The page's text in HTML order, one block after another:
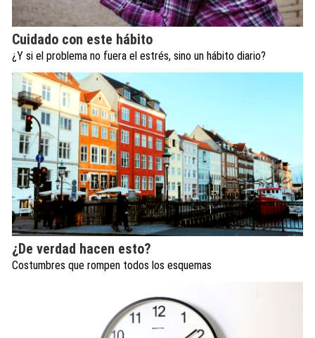
Cuidado con este hábito
¿Y si el problema no fuera el estrés, sino un hábito diario?
¿De verdad hacen esto?
Costumbres que rompen todos los esquemas